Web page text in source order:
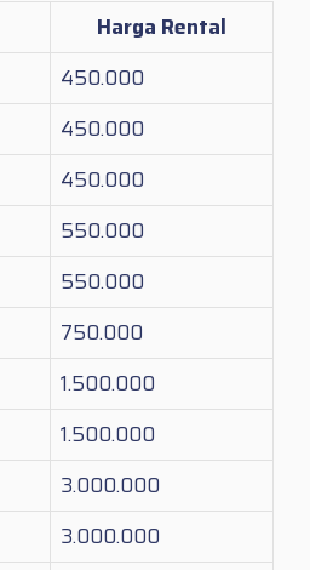
Harga Rental
450.000
450.000
450.000
550.000
550.000
750.000
1.500.000
1.500.000
3.000.000
3.000.000